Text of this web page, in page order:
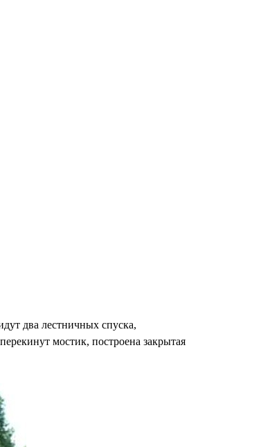
два лестничных спуска,
мостик, построена закрытая